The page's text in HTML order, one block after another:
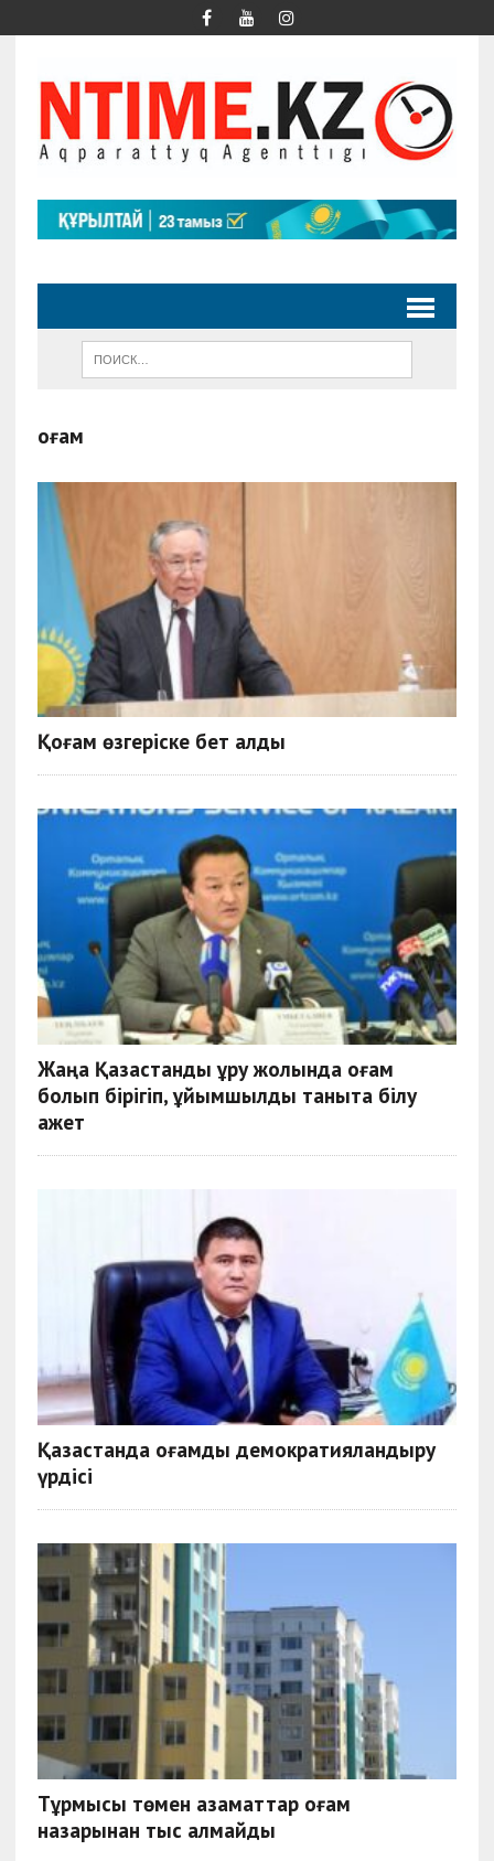
қоғам
Қоғам өзгеріске бет алды
Жаңа Қазақстанды құру жолында қоғам
болып бірігіп, ұйымшылдық таныта білу
қажет
Қазақстанда қоғамды демократияландыру
үрдісі
Тұрмысы төмен азаматтар қоғам
назарынан тыс қалмайды